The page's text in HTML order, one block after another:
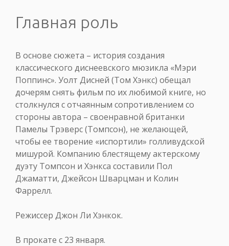
Главная роль
В основе сюжета – история создания
классического диснеевского мюзикла «Мэри
Поппинс». Уолт Дисней (Том Хэнкс) обещал
дочерям снять фильм по их любимой книге, но
столкнулся с отчаянным сопротивлением со
стороны автора – своенравной британки
Памелы Трэверс (Томпсон), не желающей,
чтобы ее творение «испортили» голливудской
мишурой. Компанию блестящему актерскому
дуэту Томпсон и Хэнкса составили Пол
Джаматти, Джейсон Шварцман и Колин
Фаррелл.
Режиссер Джон Ли Хэнкок.
В прокате с 23 января.